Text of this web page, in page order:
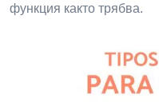
функция както трябва.